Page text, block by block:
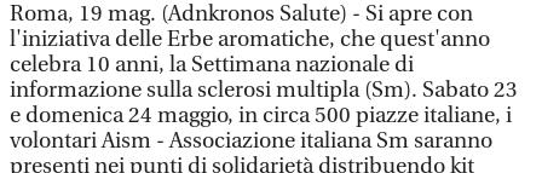
Roma, 19 mag. (Adnkronos Salute) - Si apre con
l'iniziativa delle Erbe aromatiche, che quest'anno
celebra 10 anni, la Settimana nazionale di
informazione sulla sclerosi multipla (Sm). Sabato 23
e domenica 24 maggio, in circa 500 piazze italiane, i
volontari Aism - Associazione italiana Sm saranno
presenti nei punti di solidarietà distribuendo kit